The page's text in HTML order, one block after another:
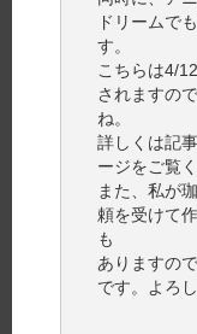
ドリームで
す。
こちらは4/
されますの
ね。
詳しくは記
ージをご覧
また、私が
頼を受けて
も
ありますの
です。よろ